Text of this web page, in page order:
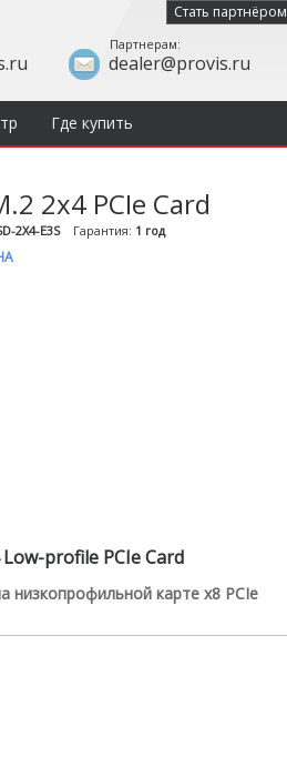
Стать партнёром
dealer@provis.ru
Партнерам:
Где купить
2x4 PCIe Card
2X4-E3SГарантия: 1 год
Low-profilePCIe Card
низкопрофильной карте x8 PCIe